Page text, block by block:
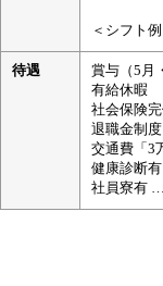
＜シフト
ます
・早番：
り2時間！
フも◎）
・遅番：
自分の時
す）
完全週休2
待遇
賞与（5月
有給休暇
社会保険
退職金制度
交通費「3
健康診断有
社員寮有
引越し費